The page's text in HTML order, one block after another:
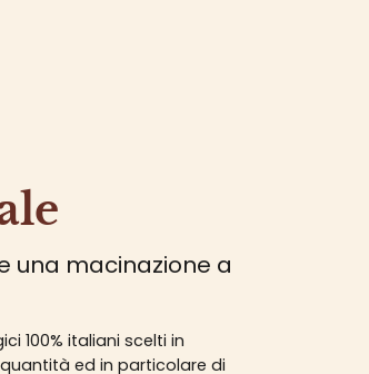
una macinazione a
100% italiani scelti in
ed in particolare di